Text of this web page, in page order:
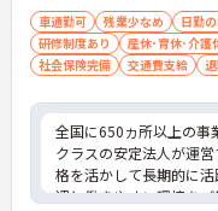
車通勤可 残業少なめ 日勤
研修制度あり
産休･育休･介護
社会保険完備
交通費支給
全国に650ヵ所以上の事
クラスの安定法人が運
格を活かして長期的に
遇と働きやすい環境を